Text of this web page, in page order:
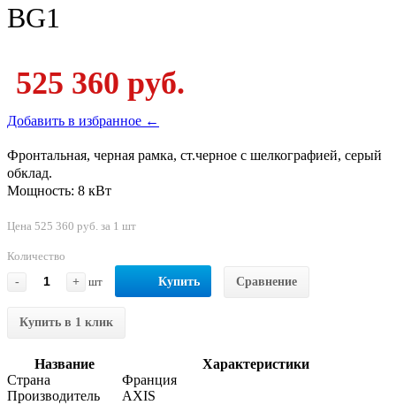
BG1
525 360 руб.
Добавить в избранное ←
Фронтальная, черная рамка, ст.черное с шелкографией, серый
обклад.
Мощность: 8 кВт
Цена 525 360 руб. за 1 шт
Количество
-
+ шт Купить Сравнение
Купить в 1 клик
Название
Характеристики
Страна
Франция
Производитель
AXIS